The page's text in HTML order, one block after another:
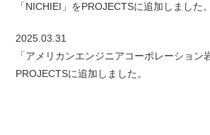
「NICHIEI」をPROJECTSに追加しました。
2025.03.31
「アメリカンエンジニアコーポレーション
PROJECTSに追加しました。